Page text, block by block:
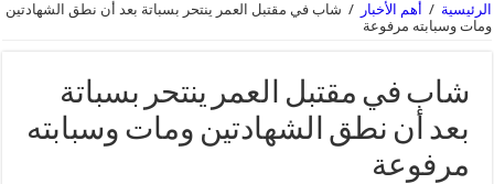
الرئيسية / أهم الأخبار / شاب في مقتبل العمر ينتحر بسباتة بعد أن نطق الشهادتين
ومات وسبابته مرفوعة
شاب في مقتبل العمر ينتحر بسباتة
بعد أن نطق الشهادتين ومات وسبابته
مرفوعة